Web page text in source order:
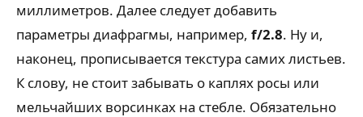
миллиметров. Далее следует добавить
параметры диафрагмы, например, f/2.8. Ну и,
наконец, прописывается текстура самих листьев.
К слову, не стоит забывать о каплях росы или
мельчайших ворсинках на стебле. Обязательно